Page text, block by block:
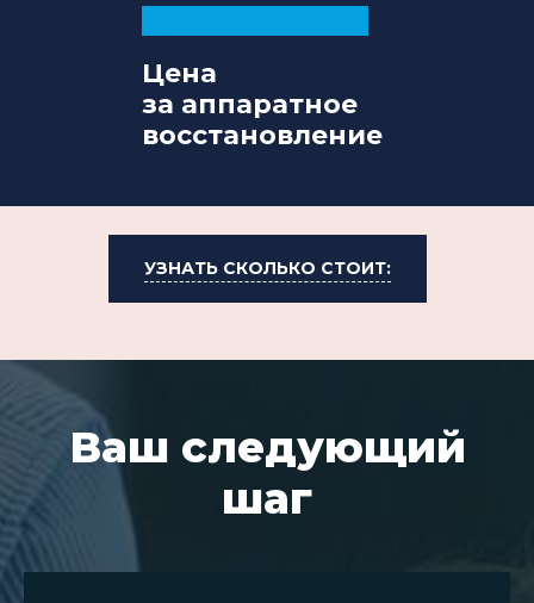
Цена
за аппаратное
восстановление
УЗНАТЬ СКОЛЬКО СТОИТ:
Ваш следующий
шаг